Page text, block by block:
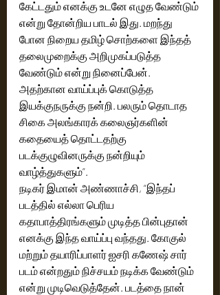
கேட்டதும் எனக்கு உடனே எழுத வேண்டும்
என்று தோன்றிய பாடல் இது. மறந்து
போன நிறைய தமிழ் சொற்களை இந்தத்
தலைமுறைக்கு அறிமுகப்படுத்த
வேண்டும் என்று நினைப்பேன்.
அதற்கான வாய்ப்புக் கொடுத்த
இயக்குநருக்கு நன்றி. பலரும் தொடாத
சிகை அலங்காரக் கலைஞர்களின்
கதையைத் தொட்டதற்கு
படக்குழுவினருக்கு நன்றியும்
வாழ்த்துகளும்”.
நடிகர் இமான் அண்ணாச்சி, “இந்தப்
படத்தில் எல்லா பெரிய
கதாபாத்திரங்களும் முடித்த பின்புதான்
எனக்கு இந்த வாய்ப்பு வந்தது. கோகுல்
மற்றும் தயாரிப்பாளர் ஐசரி கணேஷ் சார்
படம் என்றதும் நிச்சயம் நடிக்க வேண்டும்
என்று முடிவெடுத்தேன். படத்தை நான்